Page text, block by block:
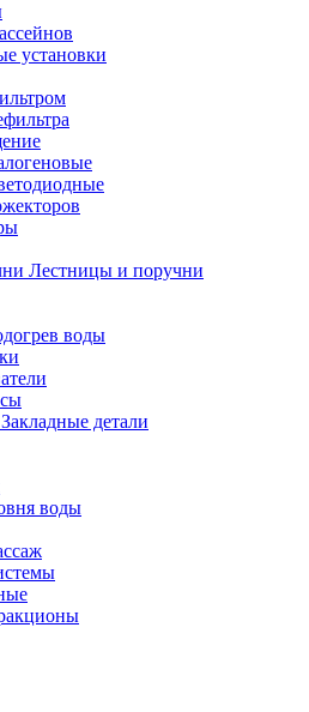
установки
Лестницы и поручни
воды
Закладные детали
воды